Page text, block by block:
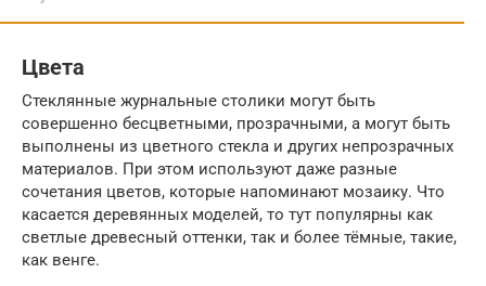
Цвета
Стеклянные журнальные столики могут быть
совершенно бесцветными, прозрачными, а могут быть
выполнены из цветного стекла и других непрозрачных
материалов. При этом используют даже разные
сочетания цветов, которые напоминают мозаику. Что
касается деревянных моделей, то тут популярны как
светлые древесный оттенки, так и более тёмные, такие,
как венге.